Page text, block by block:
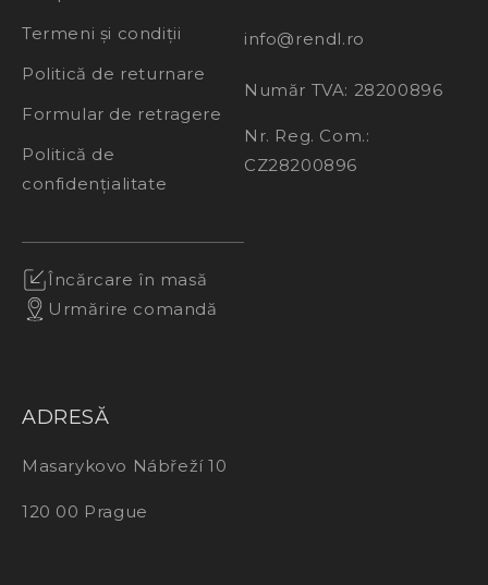
Termeni și condiții
Politică de returnare
Formular de retragere
Politică de
confidențialitate
Încărcare în masă
Urmărire comandă
info@rendl.ro
Număr TVA: 28200896
Nr. Reg. Com.:
CZ28200896
ADRESĂ
Masarykovo Nábřeží 10
120 00 Prague